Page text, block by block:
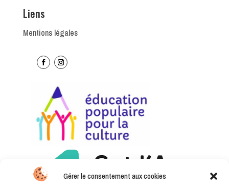
Gérer le consentement aux cookies
Liens
Mentions légales